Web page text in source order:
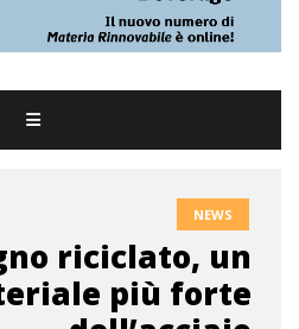
NEWS
riciclato, un
più forte